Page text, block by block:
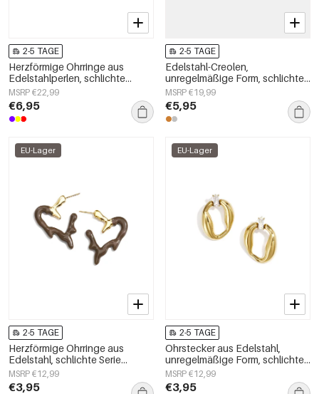
2-5 TAGE
Herzförmige Ohrringe aus
Edelstahlperlen, schlichte
Alltags-Serie, Damenschmuck
MSRP €22,99
€6,95
2-5 TAGE
Edelstahl-Creolen,
unregelmäßige Form, schlichte
Alltags-Serie, Damenschmuck
MSRP €19,99
€5,95
EU-Lager
2-5 TAGE
Herzförmige Ohrringe aus
Edelstahl, schlichte Serie
„Damenschmuck“
MSRP €12,99
€3,95
EU-Lager
2-5 TAGE
Ohrstecker aus Edelstahl,
unregelmäßige Form, schlichte
Alltags-Serie, Damenschmuck
MSRP €12,99
€3,95